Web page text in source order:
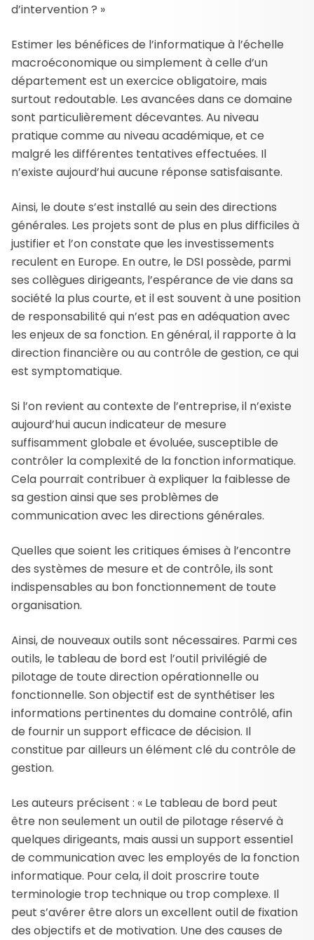
d’intervention ? »
Estimer les bénéfices de l’informatique à l’échelle
macroéconomique ou simplement à celle d’un
département est un exercice obligatoire, mais
surtout redoutable. Les avancées dans ce domaine
sont particulièrement décevantes. Au niveau
pratique comme au niveau académique, et ce
malgré les différentes tentatives effectuées. Il
n’existe aujourd’hui aucune réponse satisfaisante.
Ainsi, le doute s’est installé au sein des directions
générales. Les projets sont de plus en plus difficiles à
justifier et l’on constate que les investissements
reculent en Europe. En outre, le DSI possède, parmi
ses collègues dirigeants, l’espérance de vie dans sa
société la plus courte, et il est souvent à une position
de responsabilité qui n’est pas en adéquation avec
les enjeux de sa fonction. En général, il rapporte à la
direction financière ou au contrôle de gestion, ce qui
est symptomatique.
Si l’on revient au contexte de l’entreprise, il n’existe
aujourd’hui aucun indicateur de mesure
suffisamment globale et évoluée, susceptible de
contrôler la complexité de la fonction informatique.
Cela pourrait contribuer à expliquer la faiblesse de
sa gestion ainsi que ses problèmes de
communication avec les directions générales.
Quelles que soient les critiques émises à l’encontre
des systèmes de mesure et de contrôle, ils sont
indispensables au bon fonctionnement de toute
organisation.
Ainsi, de nouveaux outils sont nécessaires. Parmi ces
outils, le tableau de bord est l’outil privilégié de
pilotage de toute direction opérationnelle ou
fonctionnelle. Son objectif est de synthétiser les
informations pertinentes du domaine contrôlé, afin
de fournir un support efficace de décision. Il
constitue par ailleurs un élément clé du contrôle de
gestion.
Les auteurs précisent : « Le tableau de bord peut
être non seulement un outil de pilotage réservé à
quelques dirigeants, mais aussi un support essentiel
de communication avec les employés de la fonction
informatique. Pour cela, il doit proscrire toute
terminologie trop technique ou trop complexe. Il
peut s’avérer être alors un excellent outil de fixation
des objectifs et de motivation. Une des causes de